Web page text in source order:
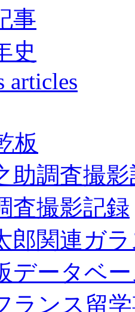
事
史
articles
板
助調査撮
査撮影記録
郎関連ガ
データベ
ランス留